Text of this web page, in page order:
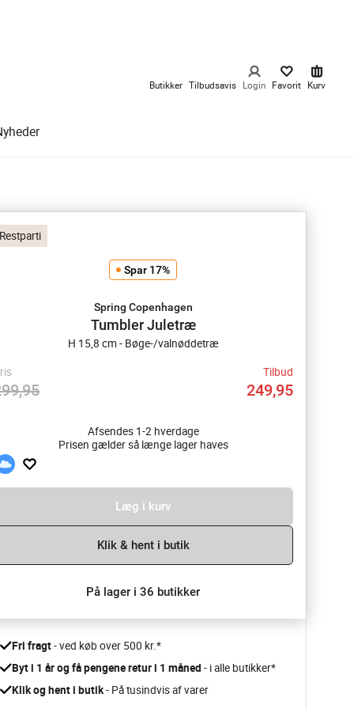
Butikker Tilbudsavis Login Favorit Kurv
Restparti
Spar 17%
Spring Copenhagen
Tumbler Juletræ
H 15,8 cm - Bøge-/valnøddetræ
Tilbud
249,95
Afsendes 1-2 hverdage
Prisen gælder så længe lager haves
Læg i kurv
Klik & hent i butik
På lager i 36 butikker
Fri fragt - ved køb over 500 kr.*
Byt i 1 år og få pengene retur i 1 måned - i alle butikker*
Klik og hent i butik - På tusindvis af varer